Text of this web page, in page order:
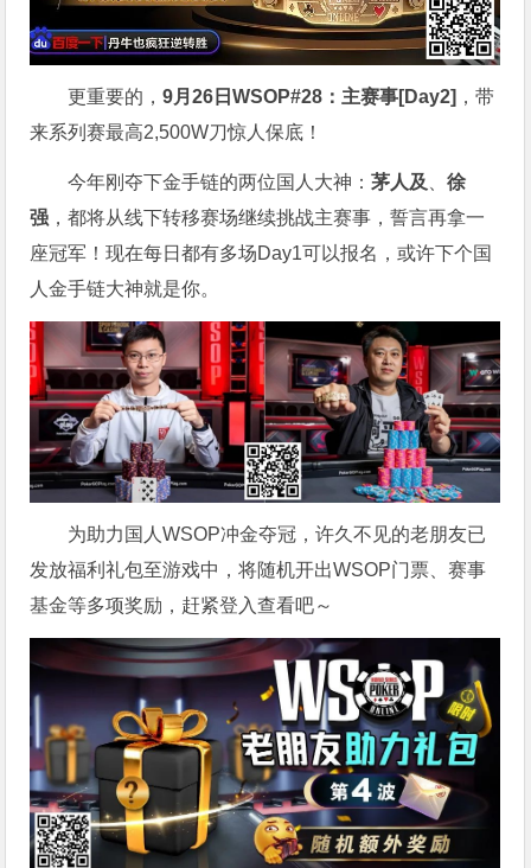
更重要的，9月26日WSOP#28：主赛事[Day2] ，带
来系列赛最高2,500W刀惊人保底！
今年刚夺下金手链的两位国人大神：茅人及 、徐
强 ，都将从线下转移赛场继续挑战主赛事，誓言再拿一
座冠军！现在每日都有多场Day1可以报名，或许下个国
人金手链大神就是你。
为助力国人WSOP冲金夺冠，许久不见的老朋友已
发放福利礼包至游戏中，将随机开出WSOP门票、赛事
基金等多项奖励，赶紧登入查看吧～